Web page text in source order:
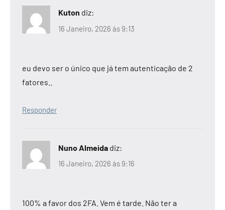
Kuton diz:
16 Janeiro, 2026 às 9:13
eu devo ser o único que já tem autenticação de 2
fatores..
Responder
Nuno Almeida diz:
16 Janeiro, 2026 às 9:16
100% a favor dos 2FA. Vem é tarde. Não ter a